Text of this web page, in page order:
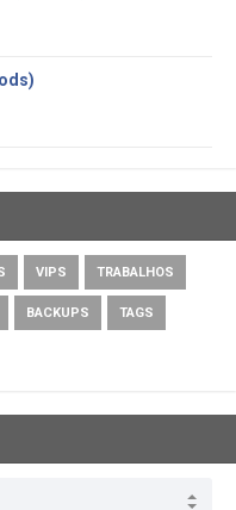
VIPS TRABALHOS
BACKUPS TAGS